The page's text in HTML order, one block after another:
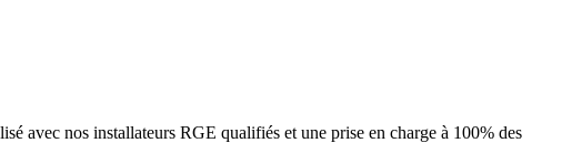
avec nos installateurs RGE qualifiés et une prise en charge à 100% des